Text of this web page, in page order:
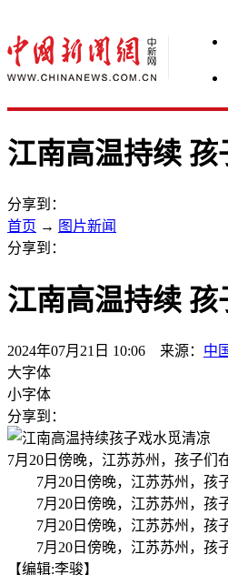
江南高温持续
分享到：
首页 → 图片新闻
分享到：
江南高温持续
2024年07月21日 10:06 来源： 中
大字体
小字体
分享到：
7月20日傍晚，江苏苏州，孩子们
7月20日傍晚，江苏苏州，孩
7月20日傍晚，江苏苏州，孩
7月20日傍晚，江苏苏州，孩
7月20日傍晚，江苏苏州，孩
【编辑:李骏】